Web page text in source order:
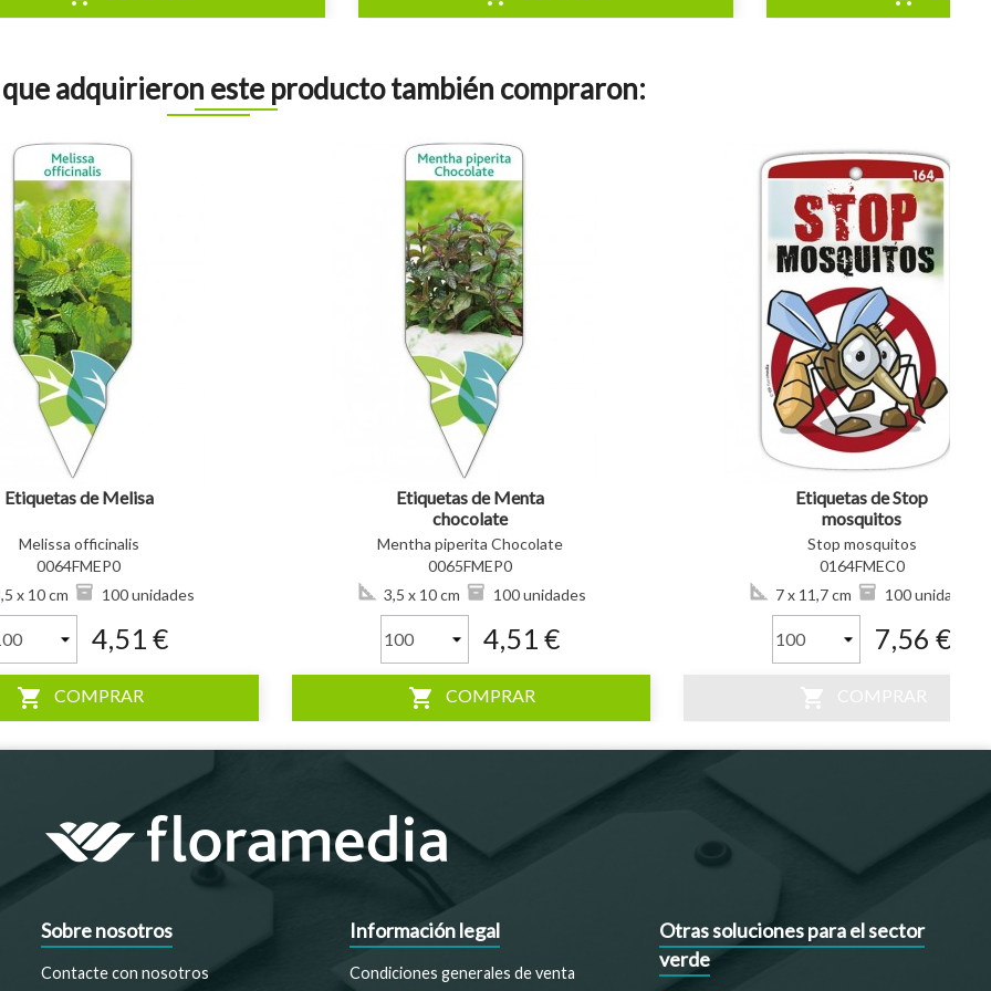
adquirieron este producto también compraron:
Etiquetas de Melisa
Melissa officinalis
0064FMEP0
x 10 cm
100 unidades
4,51 €
shopping_cart COMPRAR
Etiquetas de Menta
chocolate
Mentha piperita Chocolate
0065FMEP0
3,5 x 10 cm
100 unidades
4,51 €
shopping_cart COMPRAR
Etiquetas de Stop
mosquitos
Stop mosquitos
0164FMEC0
7 x 11,7 cm
100 unidades
7,56 €
Sobre nosotros
Contacte con nosotros
Información legal
Condiciones generales de venta
Otras soluciones para el sector
verde